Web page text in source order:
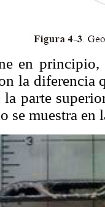
en principio,
la diferencia
parte
se muestra en